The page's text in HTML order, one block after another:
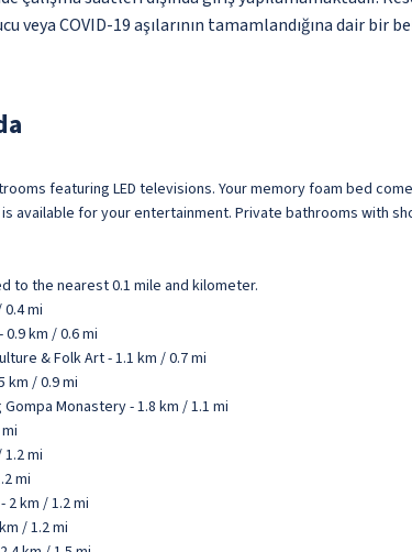
veya COVID-19 aşılarının tamamlandığına dair bir
featuring LED televisions. Your memory foam bed
available for your entertainment. Private bathrooms with
to the nearest 0.1 mile and kilometer.
mi
km / 0.6 mi
& Folk Art - 1.1 km / 0.7 mi
km / 0.9 mi
Monastery - 1.8 km / 1.1 mi
1.2 mi
mi
2 km / 1.2 mi
/ 1.2 mi